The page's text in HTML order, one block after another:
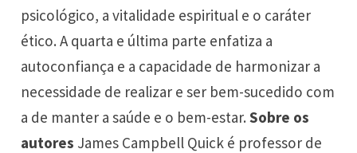
psicológico, a vitalidade espiritual e o caráter
ético. A quarta e última parte enfatiza a
autoconfiança e a capacidade de harmonizar a
necessidade de realizar e ser bem-sucedido com
a de manter a saúde e o bem-estar.Sobre os
autores James Campbell Quick é professor de